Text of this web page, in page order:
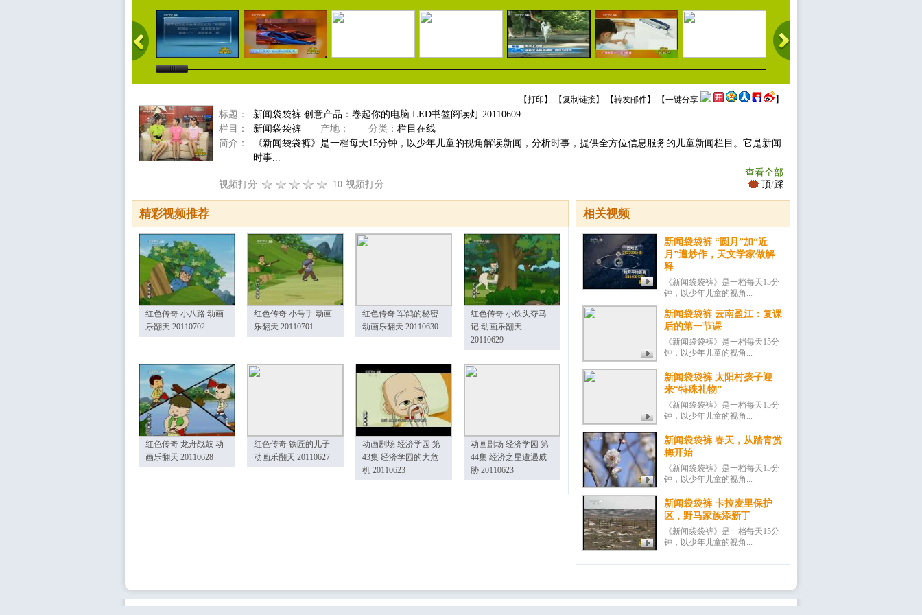
【打印 】 【复制链接】 【转发邮件】 【一键分享 】
标题：
新闻袋袋裤 创意产品：卷起你的电脑 LED书签阅读灯 20110609
栏目：
新闻袋袋裤 产地： 分类： 栏目在线
简介：
《新闻袋袋裤》是一档每天15分钟，以少年儿童的视角解读新闻，分析时事，提供全方位信息服务的儿童新闻栏目。它是新闻
时事...
查看全部
视频打分
10 视频打分 顶/踩
相关视频
新闻袋袋裤 “圆月”加“近
月”遭炒作，天文学家做解
释
《新闻袋袋裤》是一档每天15分
钟，以少年儿童的视角...
新闻袋袋裤 云南盈江：复课
后的第一节课
《新闻袋袋裤》是一档每天15分
钟，以少年儿童的视角...
新闻袋袋裤 太阳村孩子迎
来“特殊礼物”
《新闻袋袋裤》是一档每天15分
钟，以少年儿童的视角...
新闻袋袋裤 春天，从踏青赏
梅开始
《新闻袋袋裤》是一档每天15分
钟，以少年儿童的视角...
新闻袋袋裤 卡拉麦里保护
区，野马家族添新丁
《新闻袋袋裤》是一档每天15分
钟，以少年儿童的视角...
精彩视频推荐
红色传奇 小八路 动画
乐翻天 20110702
红色传奇 小号手 动画
乐翻天 20110701
红色传奇 军鸽的秘密
动画乐翻天 20110630
红色传奇 小铁头夺马
记 动画乐翻天
20110629
红色传奇 龙舟战鼓 动
画乐翻天 20110628
红色传奇 铁匠的儿子
动画乐翻天 20110627
动画剧场 经济学园 第
43集 经济学园的大危
机 20110623
动画剧场 经济学园 第
44集 经济之星遭遇威
胁 20110623